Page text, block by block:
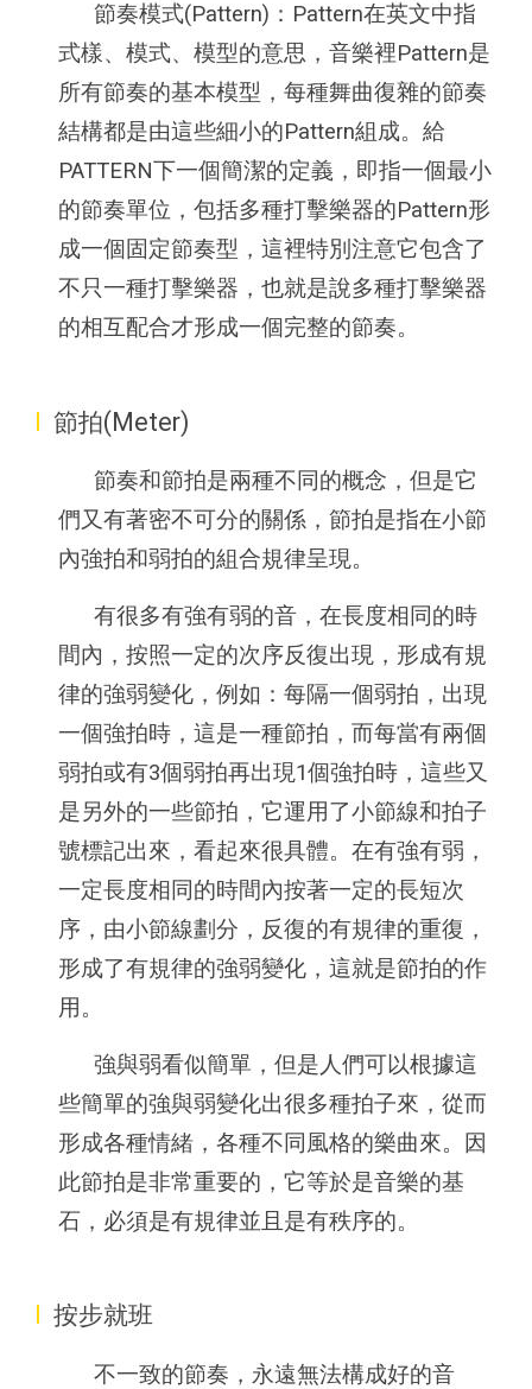
節奏模式(Pattern)：Pattern在英文中指
式樣、模式、模型的意思，音樂裡Pattern是
所有節奏的基本模型，每種舞曲復雜的節奏
結構都是由這些細小的Pattern組成。給
PATTERN下一個簡潔的定義，即指一個最小
的節奏單位，包括多種打擊樂器的Pattern形
成一個固定節奏型，這裡特別注意它包含了
不只一種打擊樂器，也就是說多種打擊樂器
的相互配合才形成一個完整的節奏。
I節拍(Meter)
節奏和節拍是兩種不同的概念，但是它
們又有著密不可分的關係，節拍是指在小節
內強拍和弱拍的組合規律呈現。
有很多有強有弱的音，在長度相同的時
間內，按照一定的次序反復出現，形成有規
律的強弱變化，例如：每隔一個弱拍，出現
一個強拍時，這是一種節拍，而每當有兩個
弱拍或有3個弱拍再出現1個強拍時，這些又
是另外的一些節拍，它運用了小節線和拍子
號標記出來，看起來很具體。在有強有弱，
一定長度相同的時間內按著一定的長短次
序，由小節線劃分，反復的有規律的重復，
形成了有規律的強弱變化，這就是節拍的作
用。
強與弱看似簡單，但是人們可以根據這
些簡單的強與弱變化出很多種拍子來，從而
形成各種情緒，各種不同風格的樂曲來。因
此節拍是非常重要的，它等於是音樂的基
石，必須是有規律並且是有秩序的。
I按步就班
不一致的節奏，永遠無法構成好的音